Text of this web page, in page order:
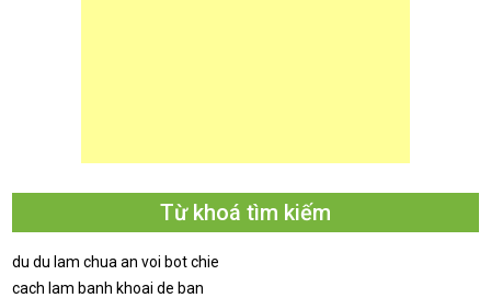
Từ khoá tìm kiếm
du du lam chua an voi bot chie
cach lam banh khoai de ban